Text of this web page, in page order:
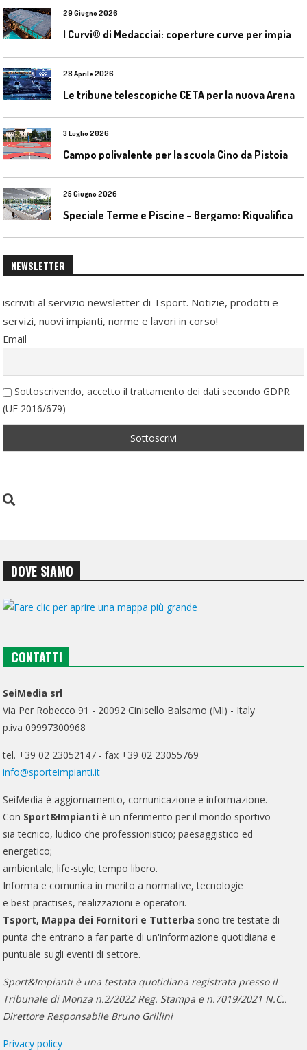
29 Giugno 2026
28 Aprile 2026
3 Luglio 2026
Campo polivalente per la scuola Cino da Pistoia
25 Giugno 2026
NEWSLETTER
iscriviti al servizio newsletter di Tsport. Notizie, prodotti e
servizi, nuovi impianti, norme e lavori in corso!
Email
Sottoscrivendo, accetto il trattamento dei dati secondo GDPR
(UE 2016/679)
DOVE SIAMO
CONTATTI
SeiMedia srl
Via Per Robecco 91 - 20092 Cinisello Balsamo (MI) - Italy
p.iva 09997300968
tel. +39 02 23052147 - fax +39 02 23055769
info@sporteimpianti.it
SeiMedia è aggiornamento, comunicazione e informazione.
Con Sport&Impianti è un riferimento per il mondo sportivo
sia tecnico, ludico che professionistico; paesaggistico ed
energetico;
ambientale; life-style; tempo libero.
Informa e comunica in merito a normative, tecnologie
e best practises, realizzazioni e operatori.
Tsport, Mappa dei Fornitori e Tutterba sono tre testate di
punta che entrano a far parte di un'informazione quotidiana e
puntuale sugli eventi di settore.
Sport&Impianti è una testata quotidiana registrata presso il
Tribunale di Monza n.2/2022 Reg. Stampa e n.7019/2021 N.C..
Direttore Responsabile Bruno Grillini
Privacy policy